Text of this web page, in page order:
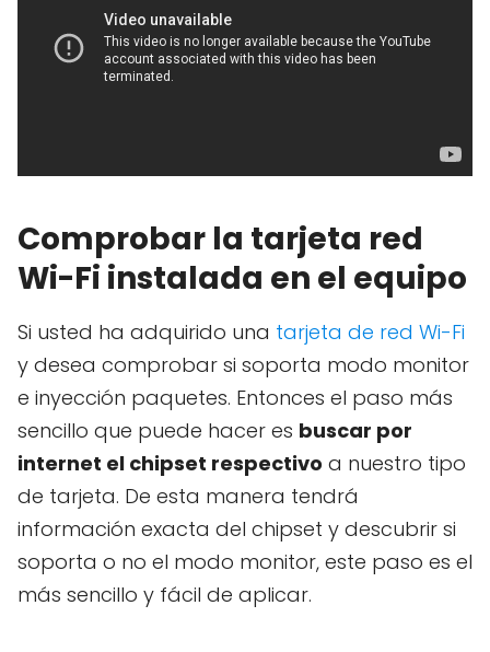
Comprobar la tarjeta red
Wi-Fi instalada en el equipo
Si usted ha adquirido una tarjeta de red Wi-Fi
y desea comprobar si soporta modo monitor
e inyección paquetes. Entonces el paso más
sencillo que puede hacer es buscar por
internet el chipset respectivo a nuestro tipo
de tarjeta. De esta manera tendrá
información exacta del chipset y descubrir si
soporta o no el modo monitor, este paso es el
más sencillo y fácil de aplicar.